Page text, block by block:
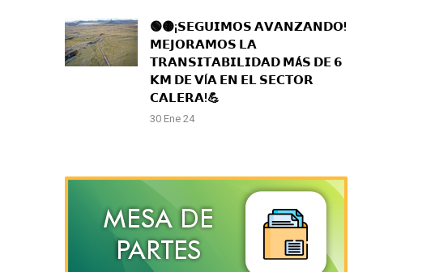
🟢🟡¡𝗦𝗘𝗚𝗨𝗜𝗠𝗢𝗦 𝗔𝗩𝗔𝗡𝗭𝗔𝗡𝗗𝗢!
𝗠𝗘𝗝𝗢𝗥𝗔𝗠𝗢𝗦 𝗟𝗔
𝗧𝗥𝗔𝗡𝗦𝗜𝗧𝗔𝗕𝗜𝗟𝗜𝗗𝗔𝗗 𝗠Á𝗦 𝗗𝗘 𝟲
𝗞𝗠 𝗗𝗘 𝗩Í𝗔 𝗘𝗡 𝗘𝗟 𝗦𝗘𝗖𝗧𝗢𝗥
𝗖𝗔𝗟𝗘𝗥𝗔!💪
30 Ene 24